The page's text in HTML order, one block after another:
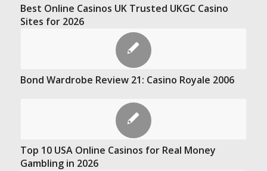
Best Online Casinos UK Trusted UKGC Casino
Sites for 2026
Bond Wardrobe Review 21: Casino Royale 2006
Top 10 USA Online Casinos for Real Money
Gambling in 2026